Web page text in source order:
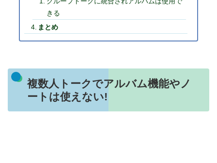
きる
まとめ
複数人トークでアルバム機能やノ
ートは使えない!